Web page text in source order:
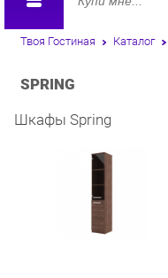
Твоя Гостиная Каталог
SPRING
Шкафы Spring